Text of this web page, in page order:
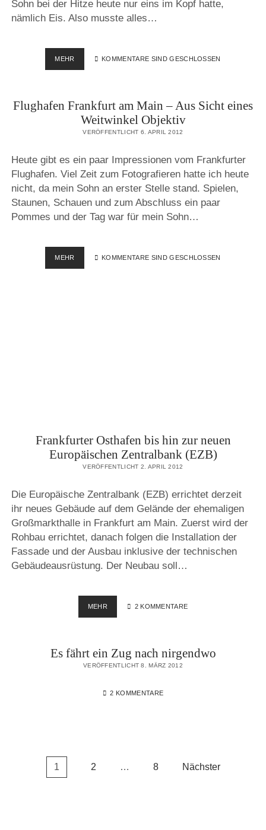
Sohn bei der Hitze heute nur eins im Kopf hatte,
nämlich Eis. Also musste alles…
MEHR
DEM
DEM
MAINTOWER
KOMMENTARE SIND GESCHLOSSEN
Flughafen Frankfurt am Main – Aus Sicht eines
Weitwinkel Objektiv
VERÖFFENTLICHT 6. APRIL 2012
Heute gibt es ein paar Impressionen vom Frankfurter
Flughafen. Viel Zeit zum Fotografieren hatte ich heute
nicht, da mein Sohn an erster Stelle stand. Spielen,
Staunen, Schauen und zum Abschluss ein paar
Pommes und der Tag war für mein Sohn…
MEHR FLUGHAFEN
FRANKFURT
KOMMENTARE SIND GESCHLOSSEN
Frankfurter Osthafen bis hin zur neuen
Europäischen Zentralbank (EZB)
VERÖFFENTLICHT 2. APRIL 2012
Die Europäische Zentralbank (EZB) errichtet derzeit
ihr neues Gebäude auf dem Gelände der ehemaligen
Großmarkthalle in Frankfurt am Main. Zuerst wird der
Rohbau errichtet, danach folgen die Installation der
Fassade und der Ausbau inklusive der technischen
Gebäudeausrüstung. Der Neubau soll…
MEHRFRANKFURTER
OSTHAFEN
ZUR
NEUEN
(EZB)
2 KOMMENTARE
Es fährt ein Zug nach nirgendwo
VERÖFFENTLICHT 8. MÄRZ 2012
2 KOMMENTARE
Seitennummerierung
1 2 … 8 Nächster